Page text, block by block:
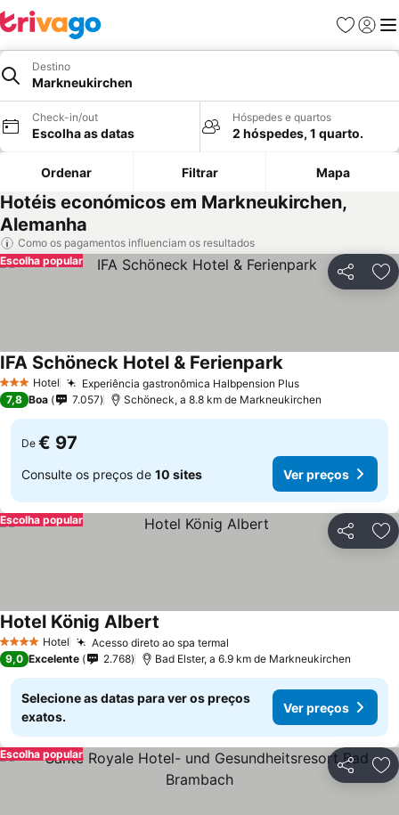
Favoritos
Iniciar
Destino
Markneukirchen
Check-in/out
Escolha as datas
Hóspedes e quartos
2 hóspedes, 1 quarto.
Ordenar Filtrar Mapa
Hotéis económicos em Markneukirchen,
Alemanha
Como os pagamentos influenciam os resultados
Partilhar
Escolha popular
3 EstrelasHotel Experiência gastronômica Halbpension Plus
IFA Schöneck Hotel & Ferienpark
7,8 Boa 7.057 Schöneck, a 8.8 km de Markneukirchen
De € 97
Consulte os preços de 10 sites Ver preços
Partilhar
Escolha popular
4 EstrelasHotel Acesso direto ao spa termal
Hotel König Albert
9,0 Excelente 2.768 Bad Elster, a 6.9 km de Markneukirchen
Selecione as datas para ver os preços
exatos.
Ver preços
Partilhar
Escolha popular